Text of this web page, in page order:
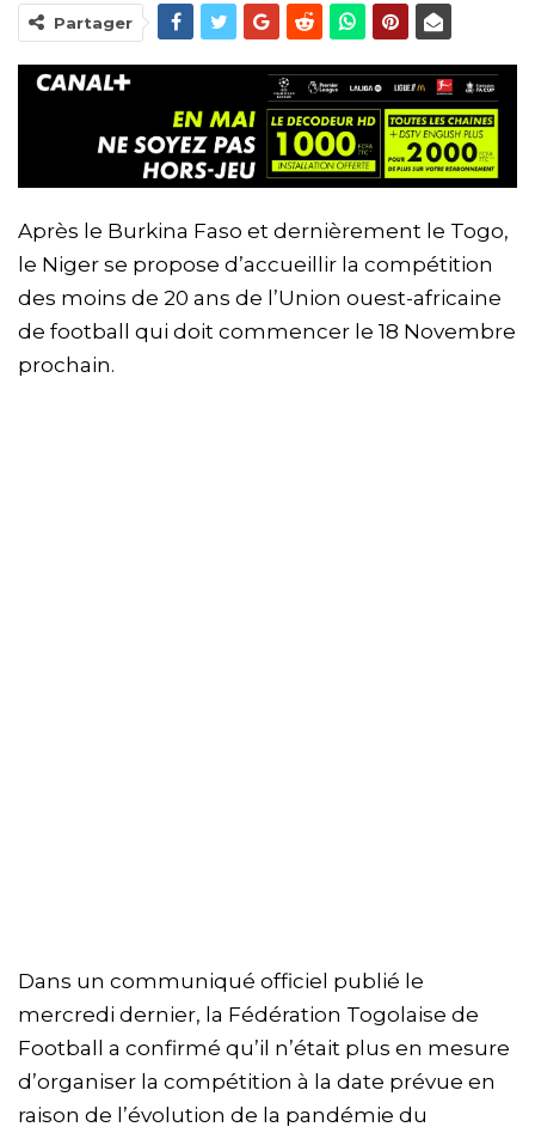
Partager
Après le Burkina Faso et dernièrement le Togo,
le Niger se propose d’accueillir la compétition
des moins de 20 ans de l’Union ouest-africaine
de football qui doit commencer le 18 Novembre
prochain.
Dans un communiqué officiel publié le
mercredi dernier, la Fédération Togolaise de
Football a confirmé qu’il n’était plus en mesure
d’organiser la compétition à la date prévue en
raison de l’évolution de la pandémie du